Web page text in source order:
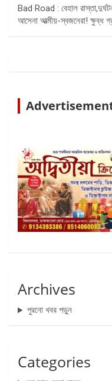
Bad Road : বেহাল
আসেনা আত্মীয়-স্বজনেরা! ক্ষুব্ধ
Archives
পুরনো খবর পড়ুন
Categories